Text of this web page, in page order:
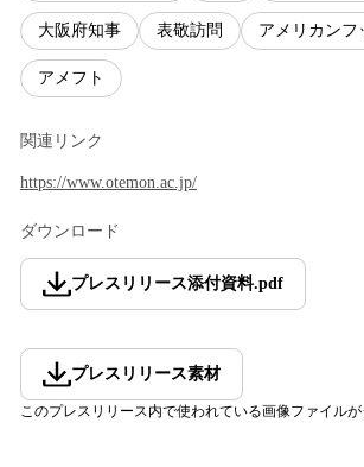
大阪府知事 表敬訪問 アメリカンフ
アメフト
関連リンク
https://www.otemon.ac.jp/
ダウンロード
プレスリリース添付資料.pdf
プレスリリース素材
このプレスリリース内で使われている画像ファイル